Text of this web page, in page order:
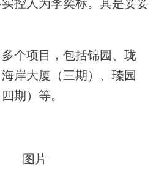
控人为李奕标。其是妥妥
个项目，包括锦园、珑
岸大厦（三期）、瑧园
期）等。